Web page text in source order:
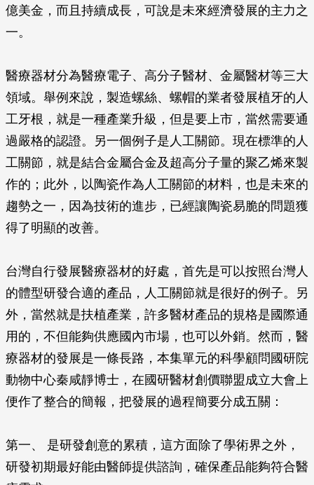
億美金，而且持續成長，可說是未來經濟發展的主力之
一。
醫療器材分為醫療電子、高分子醫材、金屬醫材等三大
領域。舉例來說，製造螺絲、螺帽的業者發展植牙的人
工牙根，就是一種產業升級，但是要上市，當然需要通
過嚴格的認證。另一個例子是人工關節。現在標準的人
工關節，就是結合金屬合金及超高分子量的聚乙烯來製
作的；此外，以陶瓷作為人工關節的材料，也是未來的
趨勢之一，因為技術的進步，已經讓陶瓷易脆的問題獲
得了明顯的改善。
台灣自行發展醫療器材的好處，首先是可以按照台灣人
的體型研發合適的產品，人工關節就是很好的例子。另
外，當然就是扶植產業，許多醫材產品的規格是國際通
用的，不但能夠供應國內市場，也可以外銷。然而，醫
療器材的發展是一條長路，本集單元的科學顧問國研院
動物中心秦咸靜博士，在國研醫材創價聯盟成立大會上
便作了整合的簡報，把發展的過程簡要分成五關：
第一、 是研發創意的累積，這方面除了學術界之外，
研發初期最好能由醫師提供諮詢，確保產品能夠符合醫